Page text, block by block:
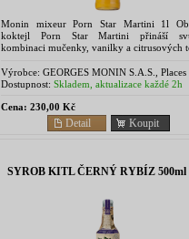
Monin mixeur Porn Star Martini 1l
koktejl Porn Star Martini přináší
kombinaci mučenky, vanilky a citrusových
připravíte snadno...
Výrobce: GEORGES MONIN S.A.S., Places
Marronniers B.P. 25 18001 Bourges -
Dostupnost: Skladem, aktualizace každé 2h
Cena: 230,00 Kč
Koupit
Detail
SYROB KITL ČERNÝ RYBÍZ 500ml